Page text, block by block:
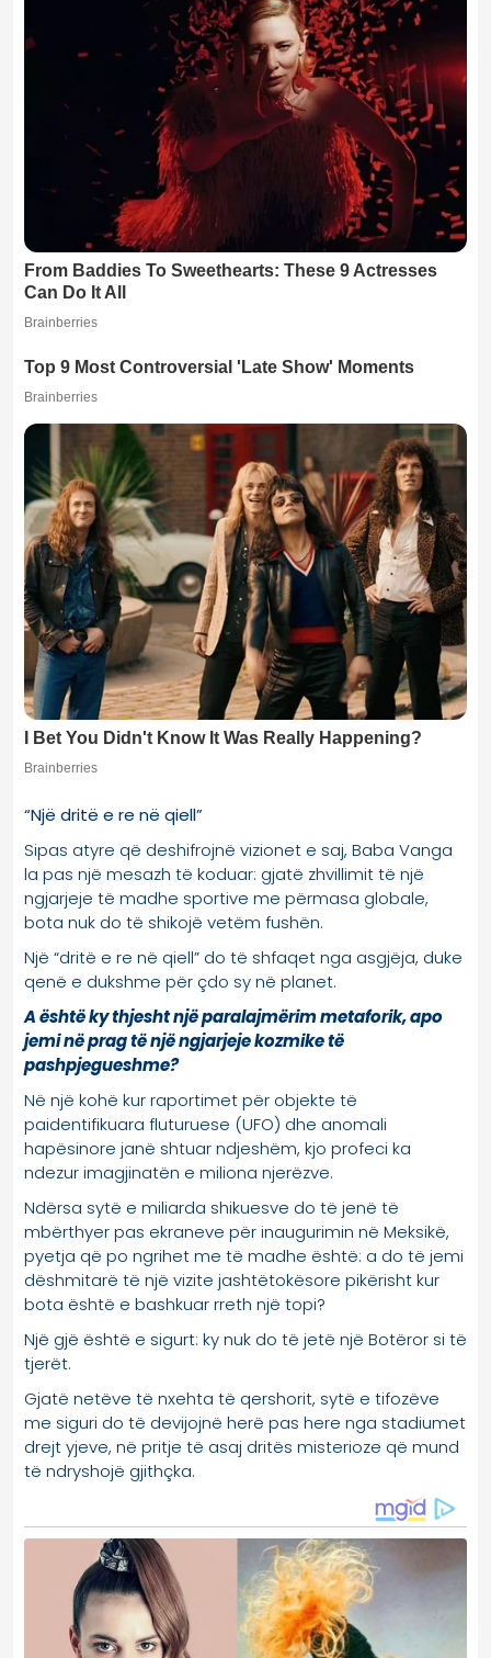
“Një dritë e re në qiell”
Sipas atyre që deshifrojnë vizionet e saj, Baba Vanga
la pas një mesazh të koduar: gjatë zhvillimit të një
ngjarjeje të madhe sportive me përmasa globale,
bota nuk do të shikojë vetëm fushën.
Një “dritë e re në qiell” do të shfaqet nga asgjëja, duke
qenë e dukshme për çdo sy në planet.
A është ky thjesht një paralajmërim metaforik, apo
jemi në prag të një ngjarjeje kozmike të
pashpjegueshme?
Në një kohë kur raportimet për objekte të
paidentifikuara fluturuese (UFO) dhe anomali
hapësinore janë shtuar ndjeshëm, kjo profeci ka
ndezur imagjinatën e miliona njerëzve.
Ndërsa sytë e miliarda shikuesve do të jenë të
mbërthyer pas ekraneve për inaugurimin në Meksikë,
pyetja që po ngrihet me të madhe është: a do të jemi
dëshmitarë të një vizite jashtëtokësore pikërisht kur
bota është e bashkuar rreth një topi?
Një gjë është e sigurt: ky nuk do të jetë një Botëror si të
tjerët.
Gjatë netëve të nxehta të qershorit, sytë e tifozëve
me siguri do të devijojnë herë pas here nga stadiumet
drejt yjeve, në pritje të asaj dritës misterioze që mund
të ndryshojë gjithçka.